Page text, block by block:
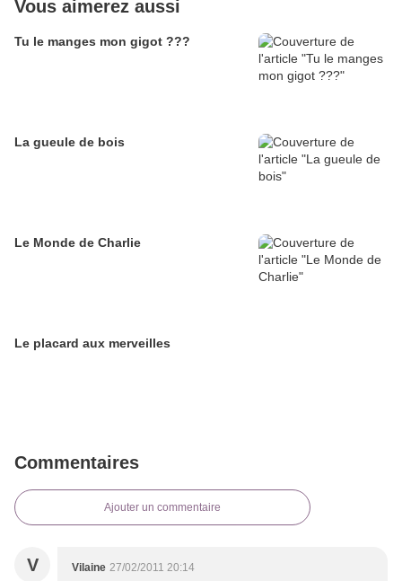
Vous aimerez aussi
Tu le manges mon gigot ???
La gueule de bois
Le Monde de Charlie
Le placard aux merveilles
Commentaires
Ajouter un commentaire
V Vilaine 27/02/2011 20:14